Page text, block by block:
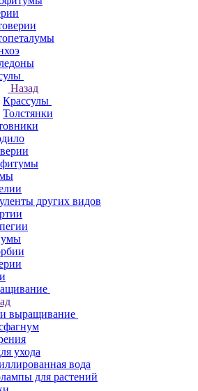
Назад
Крассулы
Толстянки
других видов
выращивание
ухода
вода
для растений